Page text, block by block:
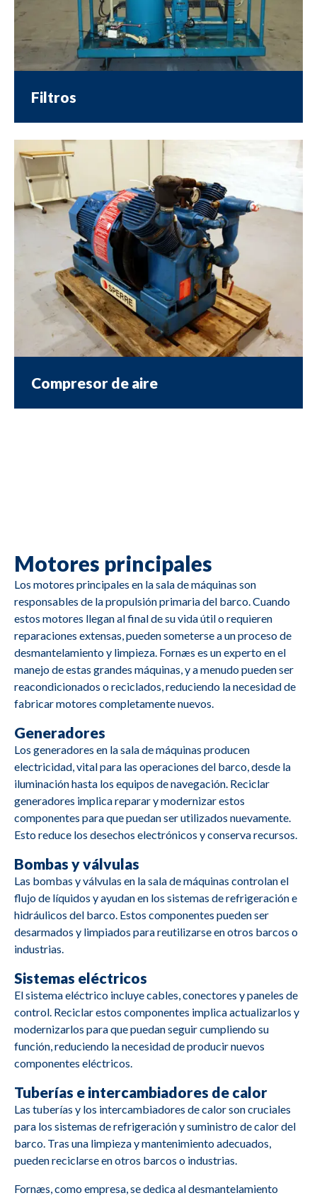
Filtros
Compresor de aire
Motores principales
Los motores principales en la sala de máquinas son
responsables de la propulsión primaria del barco. Cuando
estos motores llegan al final de su vida útil o requieren
reparaciones extensas, pueden someterse a un proceso de
desmantelamiento y limpieza. Fornæs es un experto en el
manejo de estas grandes máquinas, y a menudo pueden ser
reacondicionados o reciclados, reduciendo la necesidad de
fabricar motores completamente nuevos.
Generadores
Los generadores en la sala de máquinas producen
electricidad, vital para las operaciones del barco, desde la
iluminación hasta los equipos de navegación. Reciclar
generadores implica reparar y modernizar estos
componentes para que puedan ser utilizados nuevamente.
Esto reduce los desechos electrónicos y conserva recursos.
Bombas y válvulas
Las bombas y válvulas en la sala de máquinas controlan el
flujo de líquidos y ayudan en los sistemas de refrigeración e
hidráulicos del barco. Estos componentes pueden ser
desarmados y limpiados para reutilizarse en otros barcos o
industrias.
Sistemas eléctricos
El sistema eléctrico incluye cables, conectores y paneles de
control. Reciclar estos componentes implica actualizarlos y
modernizarlos para que puedan seguir cumpliendo su
función, reduciendo la necesidad de producir nuevos
componentes eléctricos.
Tuberías e intercambiadores de calor
Las tuberías y los intercambiadores de calor son cruciales
para los sistemas de refrigeración y suministro de calor del
barco. Tras una limpieza y mantenimiento adecuados,
pueden reciclarse en otros barcos o industrias.
Fornæs, como empresa, se dedica al desmantelamiento